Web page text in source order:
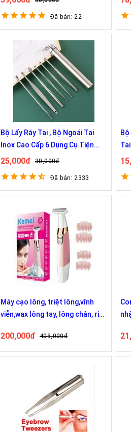
Đã bán: 22
Bộ Lấy Ráy Tai , Bộ Ngoái Tai
Inox Cao Cấp 6 Dụng Cụ Tiện
Dụng Thông Minh An Toàn Cho
25,000đ 30,000đ
Đã bán: 2333
Máy cạo lông, triệt lông,vĩnh
viễn,wax lông tay, lông chân, ria
Kemei KM-1900
200,000đ 408,000đ